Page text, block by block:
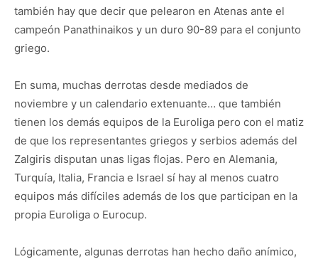
también hay que decir que pelearon en Atenas ante el
campeón Panathinaikos y un duro 90-89 para el conjunto
griego.
En suma, muchas derrotas desde mediados de
noviembre y un calendario extenuante… que también
tienen los demás equipos de la Euroliga pero con el matiz
de que los representantes griegos y serbios además del
Zalgiris disputan unas ligas flojas. Pero en Alemania,
Turquía, Italia, Francia e Israel sí hay al menos cuatro
equipos más difíciles además de los que participan en la
propia Euroliga o Eurocup.
Lógicamente, algunas derrotas han hecho daño anímico,